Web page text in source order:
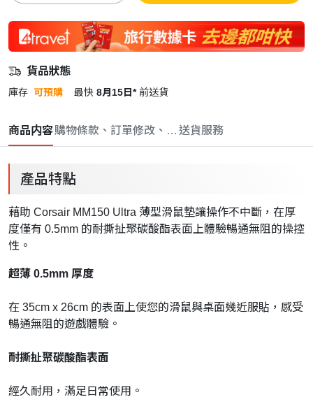
貨品狀態
庫存 可預購 最快 8月15日* 前送貨
商品内容購物條款、訂單修改、取消與退款政策
送貨服務
產品特點
藉助 Corsair MM150 Ultra 薄型滑鼠墊讓操作不中斷，在厚
度僅有 0.5mm 的耐撕扯聚碳酸酯表面上體驗暢通無阻的操控
性。
超薄 0.5mm 厚度
在 35cm x 26cm 的表面上使您的滑鼠與桌面幾近服貼，感受
暢通無阻的遊戲體驗。
耐撕扯聚碳酸酯表面
經久耐用，滿足日常使用。